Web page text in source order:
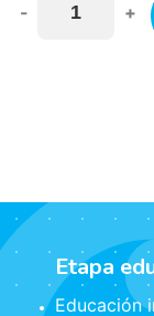
- +
Etapa
Educación